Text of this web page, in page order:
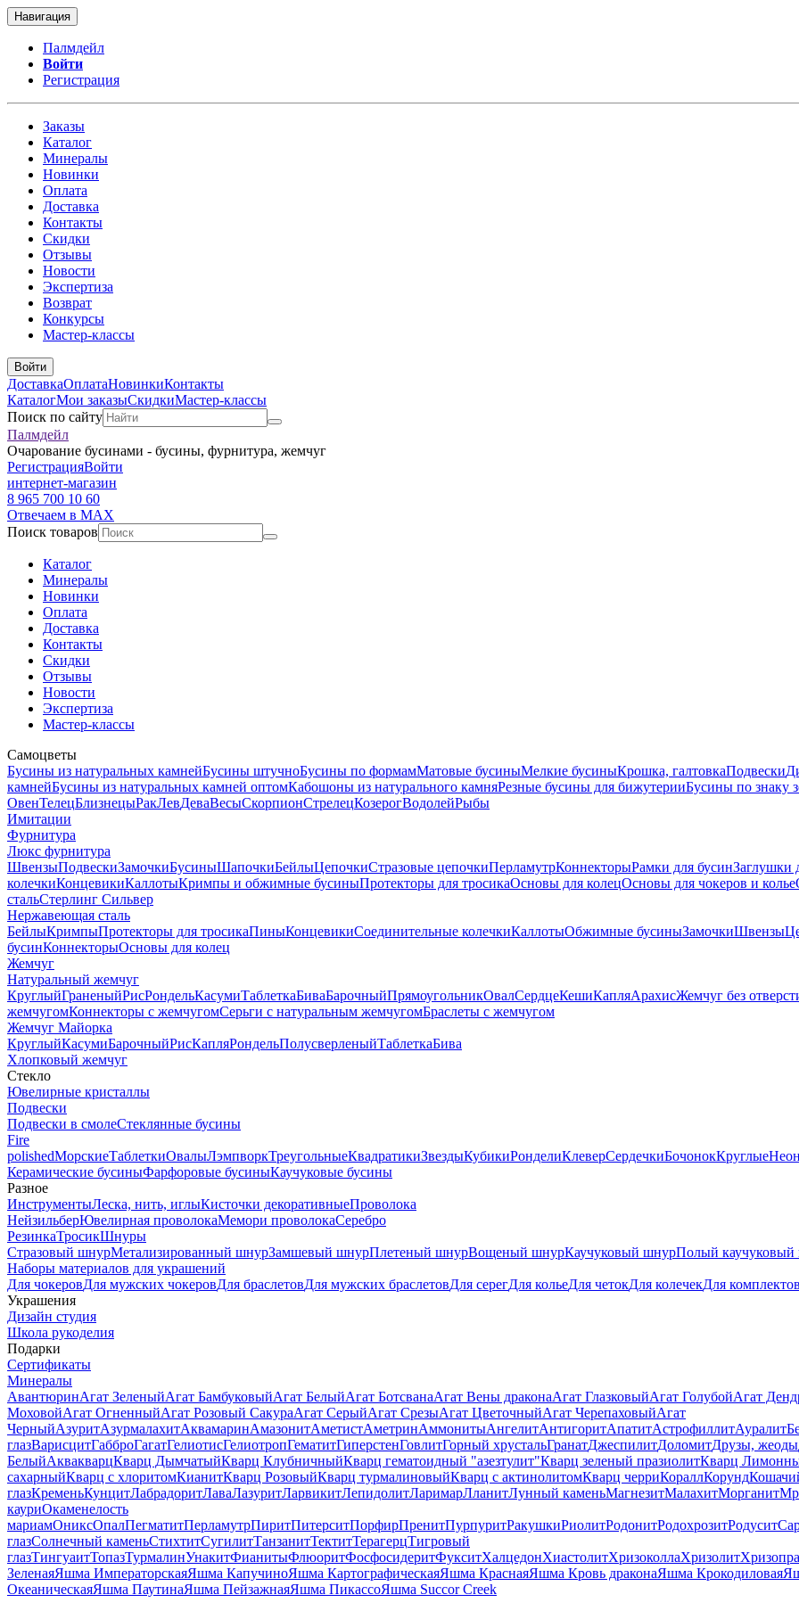
Навигация
Палмдейл
Войти
Регистрация
Заказы
Каталог
Минералы
Новинки
Оплата
Доставка
Контакты
Скидки
Отзывы
Новости
Экспертиза
Возврат
Конкурсы
Мастер-классы
Войти
ДоставкаОплатаНовинкиКонтакты
КаталогМои заказыСкидкиМастер-классы
Поиск по сайту
Палмдейл
Очарование бусинами - бусины, фурнитура, жемчуг
РегистрацияВойти
интернет-магазин
8 965 700 10 60
Отвечаем в MAX
Поиск товаров
Каталог
Минералы
Новинки
Оплата
Доставка
Контакты
Скидки
Отзывы
Новости
Экспертиза
Мастер-классы
Самоцветы
Бусины из натуральных камнейБусины штучноБусины по формамМатовые бусиныМелкие бусиныКрошка, галтовкаПодвески
камнейБусины из натуральных камней оптомКабошоны из натурального камняРезные бусины для бижутерииБусины по знаку
ОвенТелецБлизнецыРакЛевДеваВесыСкорпионСтрелецКозерогВодолейРыбы
Имитации
Фурнитура
Люкс фурнитура
ШвензыПодвескиЗамочкиБусиныШапочкиБейлыЦепочкиСтразовые цепочкиПерламутрКоннекторыРамки для бусинЗаглушки
колечкиКонцевикиКаллотыКримпы и обжимные бусиныПротекторы для тросикаОсновы для колецОсновы для чокеров и колье
стальСтерлинг Сильвер
Нержавеющая сталь
БейлыКримпыПротекторы для тросикаПиныКонцевикиСоединительные колечкиКаллотыОбжимные бусиныЗамочкиШвензы
бусинКоннекторыОсновы для колец
Жемчуг
Натуральный жемчуг
КруглыйГраненыйРисРондельКасумиТаблеткаБиваБарочныйПрямоугольникОвалСердцеКешиКапляАрахисЖемчуг без
жемчугомКоннекторы с жемчугомСерьги с натуральным жемчугомБраслеты с жемчугом
Жемчуг Майорка
КруглыйКасумиБарочныйРисКапляРондельПолусверленыйТаблеткаБива
Хлопковый жемчуг
Стекло
Ювелирные кристаллы
Подвески
Подвески в смолеСтеклянные бусины
Fire
polishedМорскиеТаблеткиОвалыЛэмпворкТреугольныеКвадратикиЗвездыКубикиРонделиКлеверСердечкиБочонокКруглые
Керамические бусиныФарфоровые бусиныКаучуковые бусины
Разное
ИнструментыЛеска, нить, иглыКисточки декоративныеПроволока
НейзильберЮвелирная проволокаМемори проволокаСеребро
РезинкаТросикШнуры
Стразовый шнурМетализированный шнурЗамшевый шнурПлетеный шнурВощеный шнурКаучуковый шнурПолый
Наборы материалов для украшений
Для чокеровДля мужских чокеровДля браслетовДля мужских браслетовДля серегДля кольеДля четокДля колечекДля
Украшения
Дизайн студия
Школа рукоделия
Подарки
Сертификаты
Минералы
АвантюринАгат ЗеленыйАгат БамбуковыйАгат БелыйАгат БотсванаАгат Вены драконаАгат ГлазковыйАгат ГолубойАгат
МоховойАгат ОгненныйАгат Розовый СакураАгат СерыйАгат СрезыАгат ЦветочныйАгат ЧерепаховыйАгат
ЧерныйАзуритАзурмалахитАквамаринАмазонитАметистАметринАммонитыАнгелитАнтигоритАпатитАстрофиллитАуралит
глазВарисцитГабброГагатГелиотисГелиотропГематитГиперстенГовлитГорный хрустальГранатДжеспилитДоломитДрузы, жеоды
БелыйАквакварцКварц ДымчатыйКварц КлубничныйКварц гематоидный "азезтулит"Кварц зеленый празиолитКварц
сахарныйКварц с хлоритомКианитКварц РозовыйКварц турмалиновыйКварц с актинолитомКварц черриКораллКорунд
глазКременьКунцитЛабрадоритЛаваЛазуритЛарвикитЛепидолитЛаримарЛланитЛунный каменьМагнезитМалахитМорганит
кауриОкаменелость
мариамОниксОпалПегматитПерламутрПиритПитерситПорфирПренитПурпуритРакушкиРиолитРодонитРодохрозитРодусит
глазСолнечный каменьСтихтитСугилитТанзанитТектитТерагерцТигровый
глазТингуаитТопазТурмалинУнакитФианитыФлюоритФосфосидеритФукситХалцедонХиастолитХризоколлаХризолит
ЗеленаяЯшма ИмператорскаяЯшма КапучиноЯшма КартографическаяЯшма КраснаяЯшма Кровь драконаЯшма Крокодиловая
ОкеаническаяЯшма ПаутинаЯшма ПейзажнаяЯшма ПикассоЯшма Succor Creek